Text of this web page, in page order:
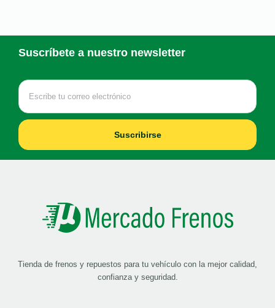
Suscríbete a nuestro newsletter
Suscribirse
Tienda de frenos y repuestos para tu vehículo con la mejor calidad,
confianza y seguridad.